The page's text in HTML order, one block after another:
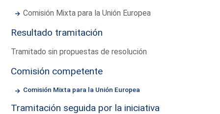
Comisión Mixta para la Unión Europea
Resultado tramitación
Tramitado sin propuestas de resolución
Comisión competente
Comisión Mixta para la Unión Europea
Tramitación seguida por la iniciativa